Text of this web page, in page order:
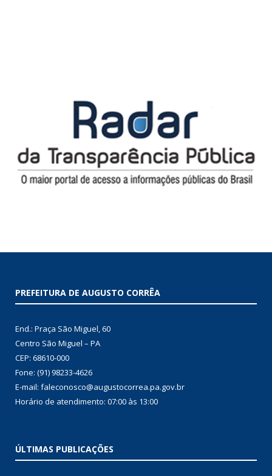
PREFEITURA DE AUGUSTO CORRÊA
End.: Praça São Miguel, 60
Centro São Miguel – PA
CEP: 68610-000
Fone: (91) 98233-4626
E-mail: faleconosco@augustocorrea.pa.gov.br
Horário de atendimento: 07:00 às 13:00
ÚLTIMAS PUBLICAÇÕES